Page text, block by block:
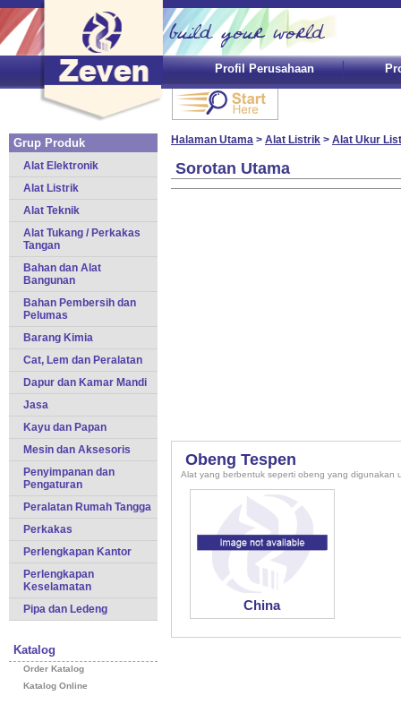
Profil Perusahaan
Grup Produk
Alat Elektronik
Alat Listrik
Alat Teknik
Alat Tukang / Perkakas
Tangan
Bahan dan Alat
Bangunan
Bahan Pembersih dan
Pelumas
Barang Kimia
Cat, Lem dan Peralatan
Dapur dan Kamar Mandi
Jasa
Kayu dan Papan
Mesin dan Aksesoris
Penyimpanan dan
Pengaturan
Peralatan Rumah Tangga
Perkakas
Perlengkapan Kantor
Perlengkapan
Keselamatan
Pipa dan Ledeng
Katalog
Order Katalog
Katalog Online
Halaman Utama > Alat Listrik > Alat Ukur
Sorotan Utama
Obeng Tespen
Alat yang berbentuk seperti obeng yang digunakan
China